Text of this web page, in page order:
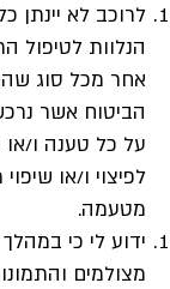
לרוכב לא יינתן
הנלוות לטיפול
אחר מכל סוג
הביטוח אשר
על כל טענה ו/
לפיצוי ו/או
מטעמה.
ידוע לי כי
מצולמים